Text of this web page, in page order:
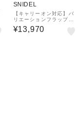
SNIDEL
【キャリーオン対応】バ
リエーションフラップボ
ストンバッグ
¥13,970